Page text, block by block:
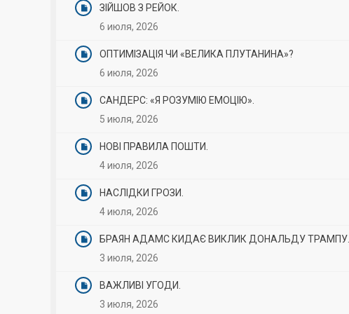
ЗІЙШОВ З РЕЙОК.
6 июля, 2026
ОПТИМІЗАЦІЯ ЧИ «ВЕЛИКА ПЛУТАНИНА»?
6 июля, 2026
САНДЕРС: «Я РОЗУМІЮ ЕМОЦІЮ».
5 июля, 2026
НОВІ ПРАВИЛА ПОШТИ.
4 июля, 2026
НАСЛІДКИ ГРОЗИ.
4 июля, 2026
БРАЯН АДАМС КИДАЄ ВИКЛИК ДОНАЛЬДУ ТРАМПУ.
3 июля, 2026
ВАЖЛИВІ УГОДИ.
3 июля, 2026